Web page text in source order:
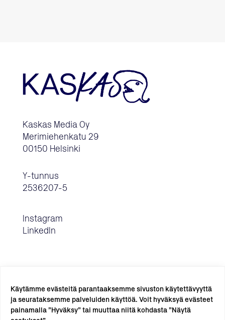
Käytämme evästeitä parantaaksemme sivuston käytettävyyttä
ja seurataksemme palveluiden käyttöä. Voit hyväksyä evästeet
painamalla ”Hyväksy” tai muuttaa niitä kohdasta ”Näytä
Kaskas Media Oy
Merimiehenkatu 29
00150 Helsinki
Y-tunnus
2536207-5
Instagram
LinkedIn
TILAA UUTISKIRJE →